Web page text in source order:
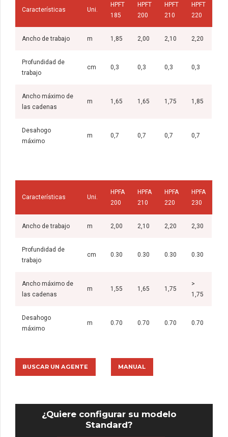
Características Uni.
HPFT
185
HPFT
200
HPFT
210
HPFT
220
Ancho de trabajo m 1,85 2,00 2,10 2,20
Profundidad de
trabajo
cm 0,3 0,3 0,3 0,3
Ancho máximo de
las cadenas
m 1,65 1,65 1,75 1,85
Desahogo
máximo
m 0,7 0,7 0,7 0,7
Características Uni.
HPFA
200
HPFA
210
HPFA
220
HPFA
230
Ancho de trabajo m 2,00 2,10 2,20 2,30
Profundidad de
trabajo
cm 0.30 0.30 0.30 0.30
Ancho máximo de
las cadenas
m 1,55 1,65 1,75
>
1,75
Desahogo
máximo
m 0.70 0.70 0.70 0.70
BUSCAR UN AGENTE MANUAL
¿Quiere configurar su modelo
Standard?